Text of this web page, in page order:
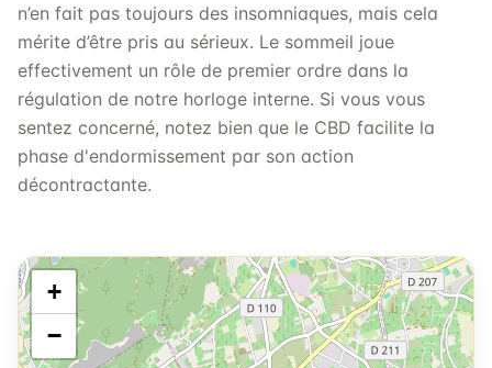
n’en fait pas toujours des insomniaques, mais cela
mérite d’être pris au sérieux. Le sommeil joue
effectivement un rôle de premier ordre dans la
régulation de notre horloge interne. Si vous vous
sentez concerné, notez bien que le CBD facilite la
phase d'endormissement par son action
décontractante.
+
−